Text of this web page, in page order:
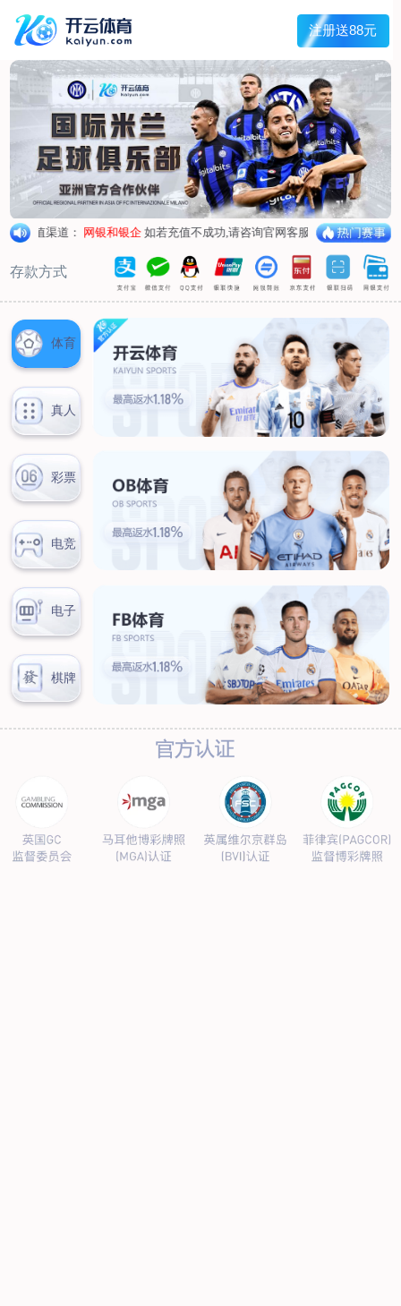
首页
关于我们
企业概况
荣誉资质
合作伙伴
产品中心
烤箱纸
蜡纸
防油纸
蛋糕杯纸
糖果包装纸
汉堡包装纸
包肉纸
吸油纸
新闻展示
公司新闻
行业资讯
联系我们
联系方式
客户留言
扫码咨询